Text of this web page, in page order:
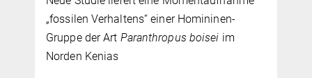
„fossilen Verhaltens“ einer Homininen-
Gruppe der Art Paranthropus boisei im
Norden Kenias